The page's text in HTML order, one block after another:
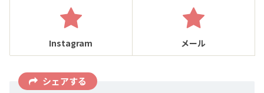
Instagram メール
シェアする